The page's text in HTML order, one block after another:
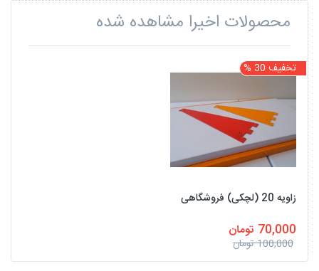
محصولات اخیرا مشاهده شده
تخفیف 30 %
زاویه 20 (لچکی) فروشگاهی
70,000 تومان
100,000 تومان